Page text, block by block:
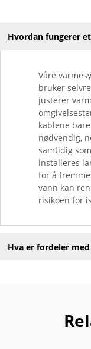
Hvordan fungerer
Våre
bruker
justerer
kablene
nødvendig,
samtidig
installeres
for å
vann kan
risikoen for
Hva er fordeler